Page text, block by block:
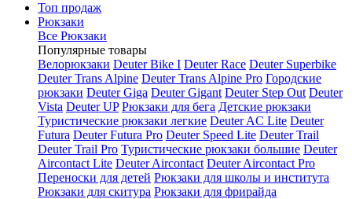
Топ продаж
Рюкзаки
Все Рюкзаки
Популярные товары
Велорюкзаки Deuter Bike I Deuter Race Deuter Superbike
Deuter Trans Alpine Deuter Trans Alpine Pro Городские
рюкзаки Deuter Giga Deuter Gigant Deuter Step Out Deuter
Vista Deuter UP Рюкзаки для бега Детские рюкзаки
Туристические рюкзаки легкие Deuter AС Lite Deuter
Futura Deuter Futura Pro Deuter Speed Lite Deuter Trail
Deuter Trail Pro Туристические рюкзаки большие Deuter
Aircontact Lite Deuter Aircontact Deuter Aircontact Pro
Переноски для детей Рюкзаки для школы и института
Рюкзаки для скитура Рюкзаки для фрирайда